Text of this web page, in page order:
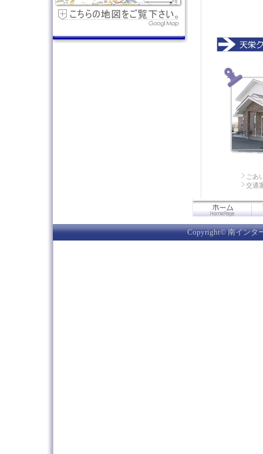
ごあ
交通
Copyright© 南インタ